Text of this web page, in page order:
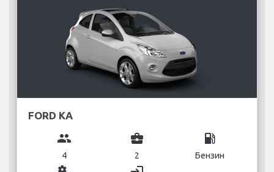
FORD KA
group
4
business_center
2
local_gas_station
Бензин